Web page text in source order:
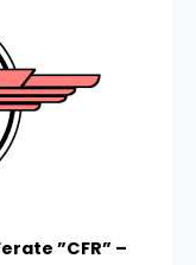
”CFR” –